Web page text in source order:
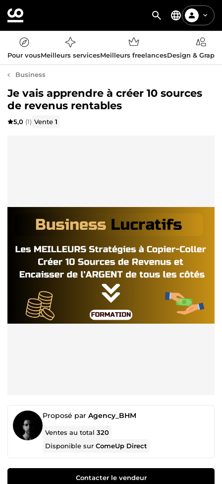
Pour vousMeilleurs servicesMeilleurs freelancesDesign &
Business
Je vais apprendre à créer 10 sources
de revenus rentables
5,0 (1) Vente1
Proposé par Agency_BHM
Ventes au total320
Disponible surComeUp Direct
Contacter le vendeur